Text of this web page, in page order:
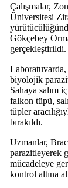
Çalışmalar,
Üniversitesi
Gökçebey
gerçekleştirildi.
biyolojik
Sahaya salım
falkon tüpü,
tüpler
bırakıldı.
Uzmanlar,
parazitleyerek
mücadeleye
kontrol altına